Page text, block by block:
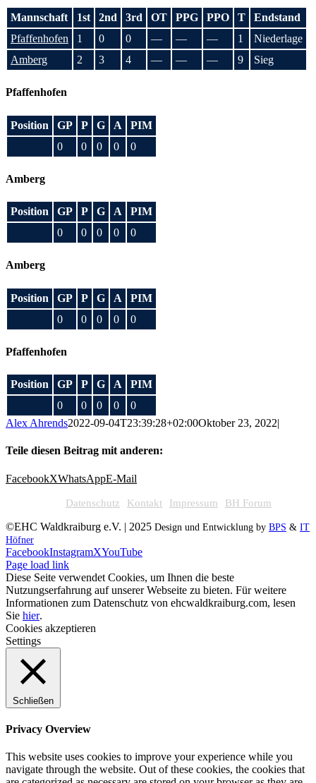
Mannschaft 1st 2nd 3rd OT PPG PPO T
Endstand
Pfaffenhofen
1 0 0 — — — 1
Niederlage
Amberg
2 3 4 — — — 9 Sieg
Pfaffenhofen
Position GP P G A
PIM
0
0 0 0 0
Amberg
Position GP P G A
PIM
0
0 0 0 0
Amberg
Position GP P G A
PIM
0
0 0 0 0
Pfaffenhofen
Position GP P G A
PIM
0
0 0 0
0
Alex Ahrends2022-09-04T23:39:28+02:00Oktober 23, 2022|
Teile diesen Beitrag mit anderen:
FacebookXWhatsAppE-Mail
Datenschutz Kontakt Impressum BH Forum
©EHC Waldkraiburg e.V. | 2025 Design und Entwicklung by BPS & IT
Höfner
FacebookInstagramXYouTube
Page load link
Diese Seite verwendet Cookies, um Ihnen die beste
Nutzungserfahrung auf unserer Webseite zu bieten. Für weitere
Informationen zum Datenschutz von ehcwaldkraiburg.com, lesen
Sie hier.
Cookies akzeptieren
Settings
Schließen
Privacy Overview
This website uses cookies to improve your experience while you
navigate through the website. Out of these cookies, the cookies that